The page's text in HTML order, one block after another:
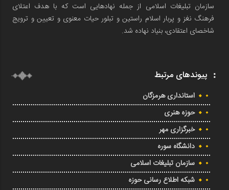
سازمان تبلیغات اسلامی از جمله نهادهایی است که با هدف اعتلای
فرهنگ نغز و پربار اسلام راستین و تبلور حیات معنوی و تعیین و ترویج
شاخصای اعتقادی، بنیاد نهاده شد.
پیوندهای مرتبط
استانداری هرمزگان
حوزه هنری
خبرگزاری مهر
دانشگاه سوره
سازمان تبلیغات اسلامی
شبکه اطلاع رسانی حوزه